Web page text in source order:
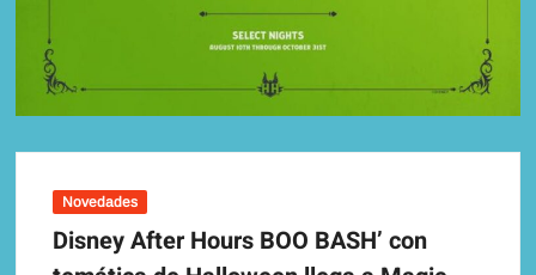
Novedades
Disney After Hours BOO BASH’ con